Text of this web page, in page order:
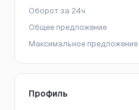
Оборот за 24ч
Общее предложение
Максимальное предложение
Профиль